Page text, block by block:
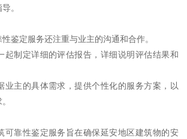
。
鉴定服务还注重与业主的沟通和合作。
起制定详细的评估报告，详细说明评估结果和
业主的具体需求，提供个性化的服务方案，以
可靠性鉴定服务旨在确保延安地区建筑物的安